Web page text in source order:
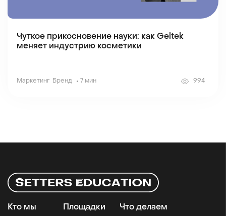
Чуткое прикосновение науки: как Geltek
меняет индустрию косметики
Маркетинг Бренд 7 мин 994
Кто мы Что делаем
Площадки